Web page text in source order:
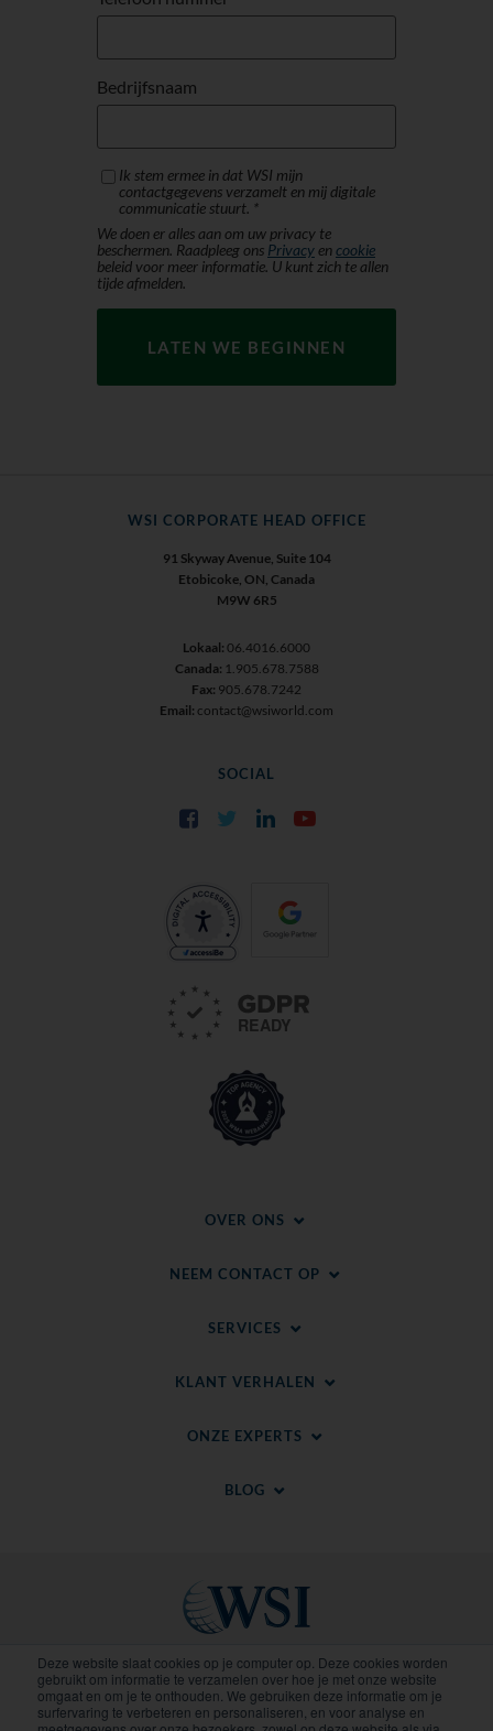
Deze website slaat cookies op je computer op. Deze cookies worden
gebruikt om informatie te verzamelen over hoe je met onze website
omgaat en om je te onthouden. We gebruiken deze informatie om je
surfervaring te verbeteren en personaliseren, en voor analyse en
Bedrijfsnaam
Ik stem ermee in dat WSI mijn
contactgegevens verzamelt en mij digitale
communicatie stuurt. *
We doen er alles aan om uw privacy te
beschermen. Raadpleeg ons Privacyencookie
beleid voor meer informatie. U kunt zich te allen
tijde afmelden.
WSI CORPORATE HEAD OFFICE
91 Skyway Avenue, Suite 104
Etobicoke, ON, Canada
M9W 6R5
Lokaal: 06.4016.6000
Canada: 1.905.678.7588
Fax: 905.678.7242
Email: contact@wsiworld.com
SOCIAL
FacebookTwitter LinkedIn
OVER ONS
NEEM CONTACT OP
SERVICES
KLANT VERHALEN
ONZE EXPERTS
BLOG
Regionale sites